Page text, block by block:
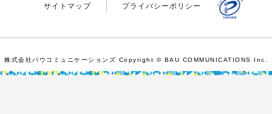
サイトマップ プライバシーポリシー
株式会社バウコミュニケーションズ Copyright © BAU COMMUNICATIONS Inc.